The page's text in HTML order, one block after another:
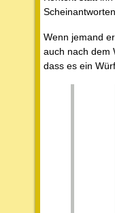
Scheinantworten.
Wenn jemand
auch nach dem
dass es ein